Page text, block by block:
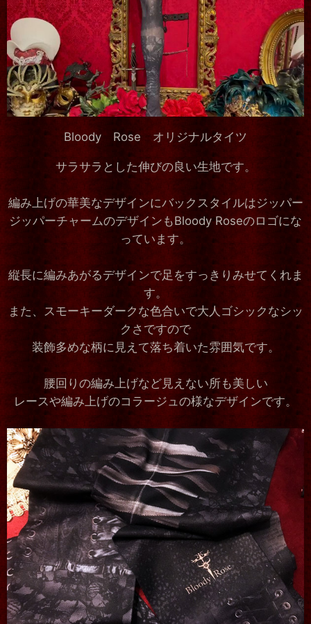
Bloody Rose オリジナルタイツ
サラサラとした伸びの良い生地です。
編み上げの華美なデザインにバックスタイルはジッパー
ジッパーチャームのデザインもBloody Roseのロゴにな
っています。
縦長に編みあがるデザインで足をすっきりみせてくれま
す。
また、スモーキーダークな色合いで大人ゴシックなシッ
クさですので
装飾多めな柄に見えて落ち着いた雰囲気です。
腰回りの編み上げなど見えない所も美しい
レースや編み上げのコラージュの様なデザインです。